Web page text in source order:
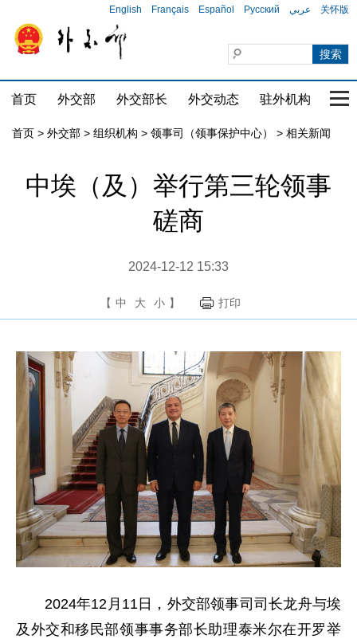
English Français Español Русский عربي 关怀版
首页 外交部 外交部长 外交动态 驻外机构 国
首页 > 外交部 > 组织机构 > 领事司（领事保护中心） > 相关新闻
中埃（及）举行第三轮领事
磋商
2024-12-12 15:33
【 中 大 小 】 打印
2024年12月11日，外交部领事司司长龙舟与埃
及外交和移民部领事事务部长助理泰米尔在开罗举